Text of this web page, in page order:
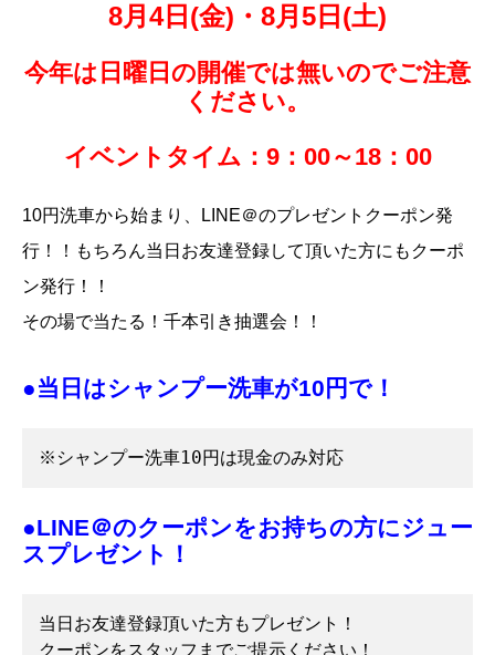
8月4日(金)・8月5日(土)
今年は日曜日の開催では無いのでご注意
ください。
イベントタイム：9：00～18：00
10円洗車から始まり、LINE＠のプレゼントクーポン発
行！！もちろん当日お友達登録して頂いた方にもクーポ
ン発行！！
その場で当たる！千本引き抽選会！！
●当日はシャンプー洗車が10円で！
●LINE＠のクーポンをお持ちの方にジュー
スプレゼント！
当日お友達登録頂いた方もプレゼント！
クーポンをスタッフまでご提示ください！